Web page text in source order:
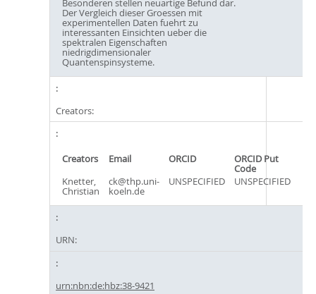
Besonderen stellen neuartige Befund dar.
Der Vergleich dieser Groessen mit
experimentellen Daten fuehrt zu
interessanten Einsichten ueber die
spektralen Eigenschaften
niedrigdimensionaler
Quantenspinsysteme.
Creators:
Creators Email ORCID ORCID Put
Code
Knetter,
Christian
ck@thp.uni-
koeln.de
UNSPECIFIED UNSPECIFIED
URN:
urn:nbn:de:hbz:38-9421